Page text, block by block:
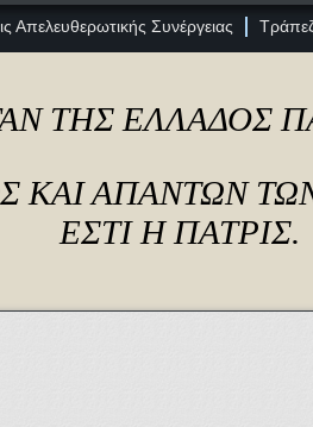
Απελευθερωτικής Συνέργειας
ΤΗΣ ΕΛΛΑΔΟΣ
ΚΑΙ ΑΠΑΝΤΩΝ
ΕΣΤΙ Η ΠΑΤΡΙΣ.